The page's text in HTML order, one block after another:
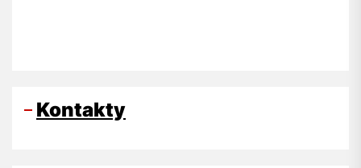
Kontakty